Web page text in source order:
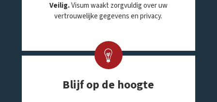
Veilig.Visum waakt zorgvuldig over uw
vertrouwelijke gegevens en privacy.
Blijf op de hoogte